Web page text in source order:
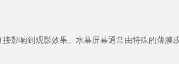
响到观影效果。水幕屏幕通常由特殊的薄膜